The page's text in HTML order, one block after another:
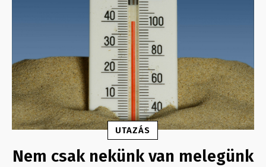
UTAZÁS
Nem csak nekünk van melegünk